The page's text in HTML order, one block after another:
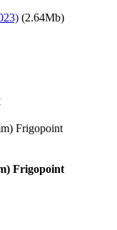
(2.64Mb)
Frigopoint